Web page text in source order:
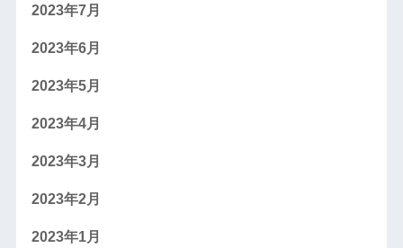
2023年7月
2023年6月
2023年5月
2023年4月
2023年3月
2023年2月
2023年1月